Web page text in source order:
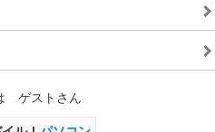
ゲストさん